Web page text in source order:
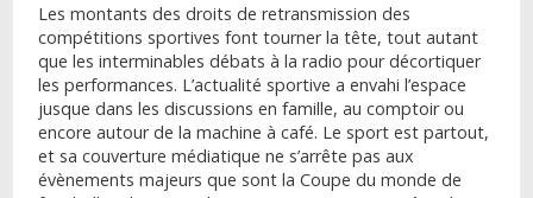
Les montants des droits de retransmission des
compétitions sportives font tourner la tête, tout autant
que les interminables débats à la radio pour décortiquer
les performances. L’actualité sportive a envahi l’espace
jusque dans les discussions en famille, au comptoir ou
encore autour de la machine à café. Le sport est partout,
et sa couverture médiatique ne s’arrête pas aux
évènements majeurs que sont la Coupe du monde de